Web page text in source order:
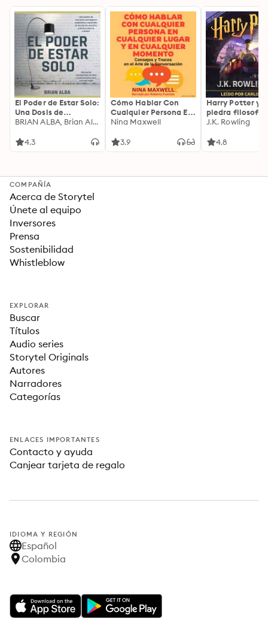
El Poder de Estar Solo:
Una Dosis de
Motivación
Ideas Revolucionarias
BRIAN ALBA, Brian Alba
4.3
Cómo Hablar Con
Cualquier Persona En
Cualquier Lugar Y En
Nina Maxwell
3.9
Harry Potter y
piedra filosofal
J.K. Rowling
4.8
COMPAÑÍA
Acerca de Storytel
Únete al equipo
Inversores
Prensa
Sostenibilidad
Whistleblow
EXPLORAR
Buscar
Títulos
Audio series
Storytel Originals
Autores
Narradores
Categorías
ENLACES IMPORTANTES
Contacto y ayuda
Canjear tarjeta de regalo
IDIOMA Y REGIÓN
Español
Colombia